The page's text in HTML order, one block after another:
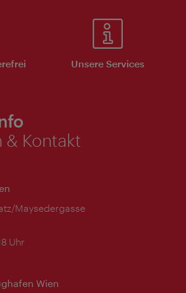
Unsere Services
& Kontakt
Maysedergasse
Uhr
Wien